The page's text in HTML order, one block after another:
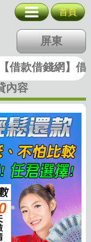
簡單分期 輕
首頁
屏東
中彰投
快速借錢
內容
款借錢網】借
基隆
苗栗
台南
支票貼現
歷史圖稿
廣告刊登
選單